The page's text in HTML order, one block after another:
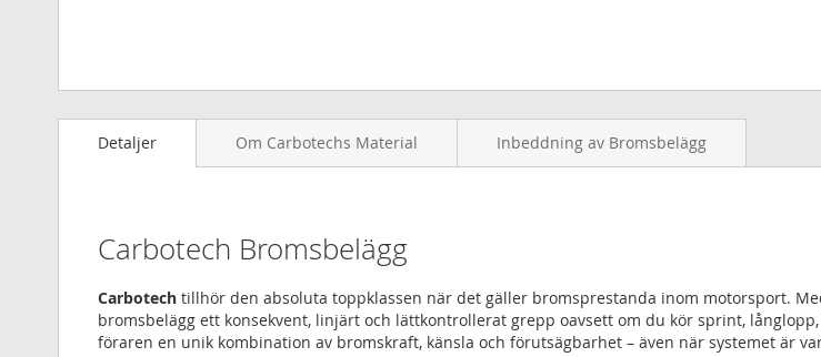
till
börjanDetaljer
Carbotech Bromsbelägg
Carbotech tillhör den absoluta toppklassen när det gäller bromsprestanda inom motorsport.
bromsbelägg ett konsekvent, linjärt och lättkontrollerat grepp oavsett om du kör sprint,
föraren en unik kombination av bromskraft, känsla och förutsägbarhet – även när systemet är
Om Carbotechs Material Inbeddning av Bromsbelägg